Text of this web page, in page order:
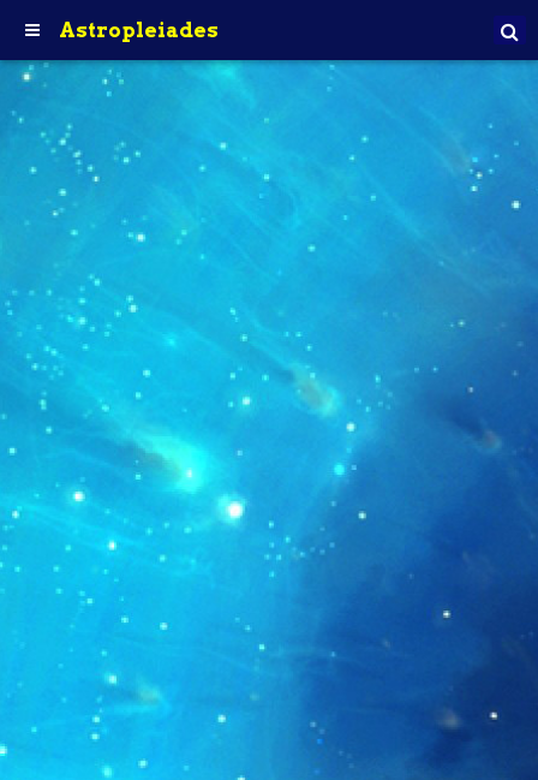
Astropleiades